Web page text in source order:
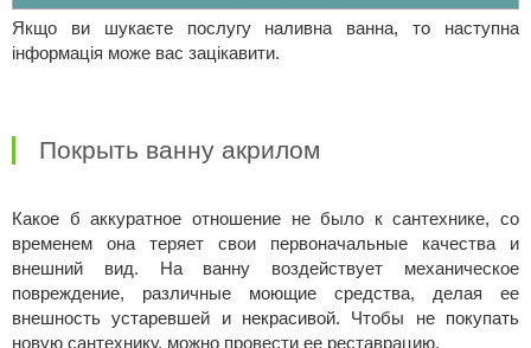
Якщо ви шукаєте послугу наливна ванна, то наступна
інформація може вас зацікавити.
Покрыть ванну акрилом
Какое б аккуратное отношение не было к сантехнике, со
временем она теряет свои первоначальные качества и
внешний вид. На ванну воздействует механическое
повреждение, различные моющие средства, делая ее
внешность устаревшей и некрасивой. Чтобы не покупать
новую сантехнику, можно провести ее реставрацию.